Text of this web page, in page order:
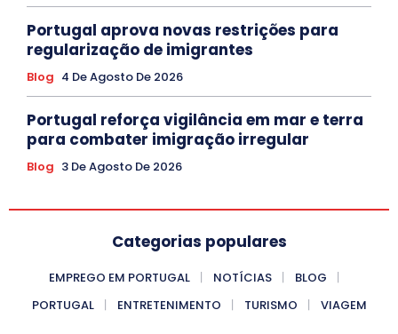
Portugal aprova novas restrições para
regularização de imigrantes
Blog 4 De Agosto De 2026
Portugal reforça vigilância em mar e terra
para combater imigração irregular
Blog 3 De Agosto De 2026
Categorias populares
EMPREGO EM PORTUGAL NOTÍCIAS
BLOG
PORTUGAL
ENTRETENIMENTO TURISMO VIAGEM